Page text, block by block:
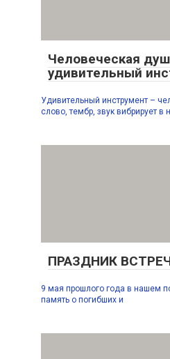
Человеческая
удивительный
Удивительный инструмент –
слово, тембр, звук вибрирует в
ПРАЗДНИК
9 мая прошлого года в нашем
память о погибших и